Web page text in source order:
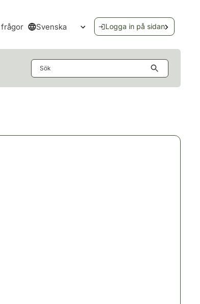
frågor Svenska
Öppna språkmenyn
Logga in på sidan